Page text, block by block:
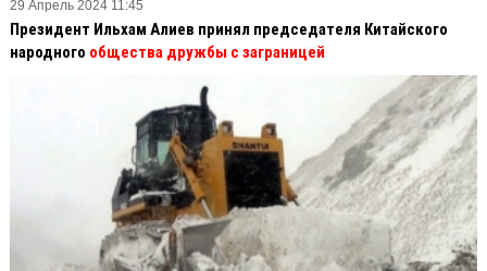
29 Апрель 2024 11:45
Президент Ильхам Алиев принял председателя Китайского
народного общества дружбы с заграницей